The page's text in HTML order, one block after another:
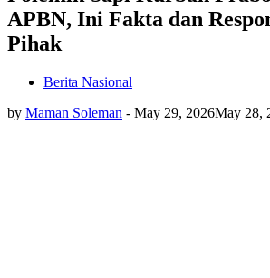
APBN, Ini Fakta dan
Pihak
Berita Nasional
by Maman Soleman - May 29, 2026May 28,